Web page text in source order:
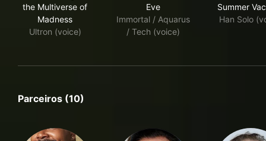
the Multiverse of
Madness
Ultron (voice)
Eve
Immortal / Aquarus
/ Tech (voice)
Summer
Han Solo
Parceiros (10)